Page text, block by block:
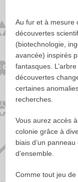
Au fur et à mesure
découvertes
(biotechnologie,
avancée) inspirés
fantasques.
découvertes
certaines
recherches.
Vous aurez accès
colonie grâce à
biais d’un
d’ensemble.
Comme tout jeu